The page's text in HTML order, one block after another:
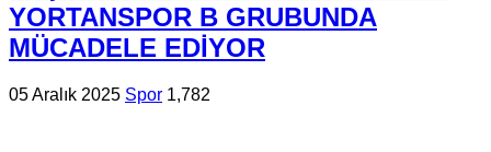
YORTANSPOR B GRUBUNDA
MÜCADELE EDİYOR
05 Aralık 2025 Spor 1,782